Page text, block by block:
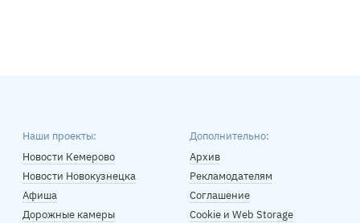
Наши проекты:
Новости Кемерово
Новости Новокузнецка
Афиша
Дорожные камеры
Дополнительно:
Архив
Рекламодателям
Соглашение
Cookie и Web Storage